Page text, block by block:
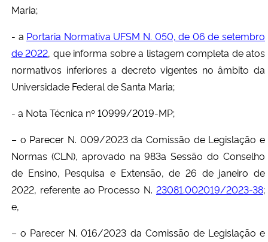
Maria;
- a Portaria Normativa UFSM N. 050, de 06 de setembro
de 2022, que informa sobre a listagem completa de atos
normativos inferiores a decreto vigentes no âmbito da
Universidade Federal de Santa Maria;
- a Nota Técnica nº 10999/2019-MP;
– o Parecer N. 009/2023 da Comissão de Legislação e
Normas (CLN), aprovado na 983a Sessão do Conselho
de Ensino, Pesquisa e Extensão, de 26 de janeiro de
2022, referente ao Processo N. 23081.002019/2023-38;
e,
– o Parecer N. 016/2023 da Comissão de Legislação e